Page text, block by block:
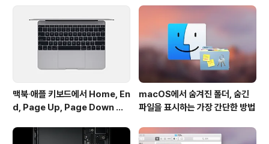
니케이션 수단으로 자리매김 했습니다. 최근에는 사용자에
게 날라온 문자 메시지도 알림 배너를 통해 바로 답장을 보
낼 수 있고, 페이스타임을 수락하거나 하드웨어 상태를 파
악하는 용도로도굉장히 ..
맥북∙애플 키보드에서 Home, En
d, Page Up, Page Down 키
macOS에서 숨겨진 폴더, 숨긴
파일을 표시하는 가장 간단한 방법